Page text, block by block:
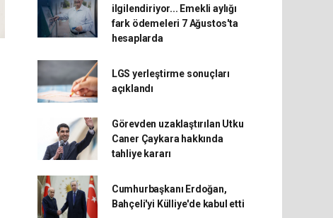
ilgilendiriyor... Emekli aylığı
fark ödemeleri 7 Ağustos'ta
hesaplarda
LGS yerleştirme sonuçları
açıklandı
Görevden uzaklaştırılan Utku
Caner Çaykara hakkında
tahliye kararı
Cumhurbaşkanı Erdoğan,
Bahçeli'yi Külliye'de kabul etti